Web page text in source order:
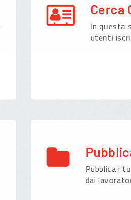
Cerca
In questa
utenti
Pubblica i
dai